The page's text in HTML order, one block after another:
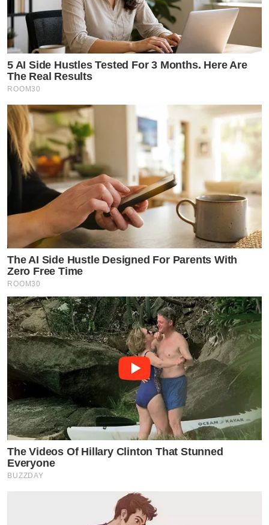
5 AI Side Hustles Tested For 3 Months. Here Are
The Real Results
ROOM30
The AI Side Hustle Designed For Parents With
Zero Free Time
ROOM30
The Videos Of Hillary Clinton That Stunned
Everyone
BUZZDAY